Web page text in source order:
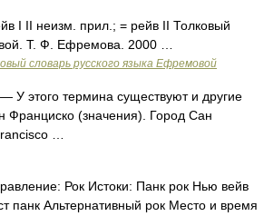
I II неизм. прил.; = рейв II Толковый
Т. Ф. Ефремова. 2000 …
словарь русского языка Ефремовой
— У этого термина существуют и другие
Франциско (значения). Город Сан
…
Рок Истоки: Панк рок Нью вейв
панк Альтернативный рок Место и время